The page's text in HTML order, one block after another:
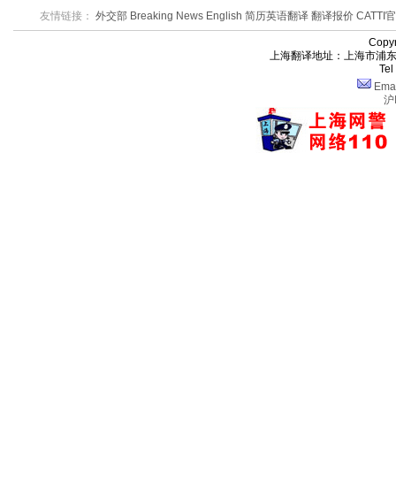
友情链接： 外交部 Breaking News English 简历英语翻译 翻译报价 CATTI
上海翻译地址：上海市浦